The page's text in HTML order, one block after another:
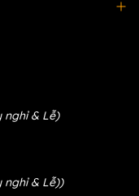
& Lễ)
& Lễ))